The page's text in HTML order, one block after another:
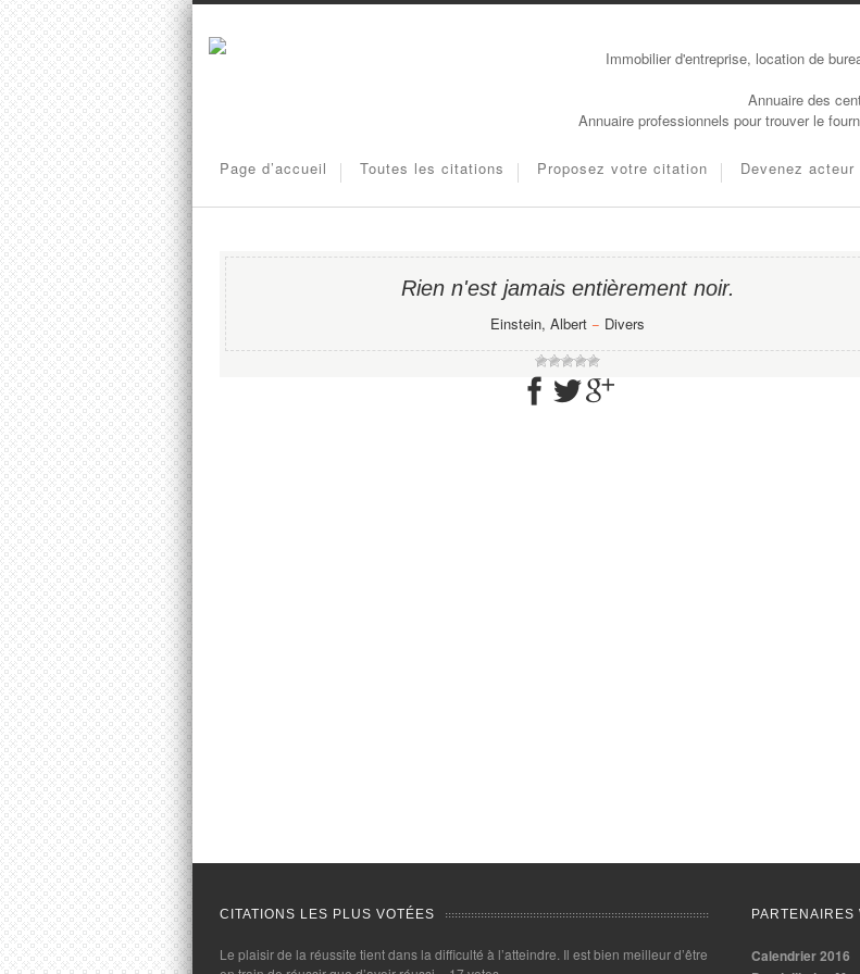
Immobilier d'entreprise, location de
Annuaire des
Annuaire professionnels pour trouver le
Page d’accueil Toutes les citations Proposez votre citation Devenez acteur
Rien n'est jamais entièrement noir.
Einstein, Albert − Divers
CITATIONS LES PLUS VOTÉES
Le plaisir de la réussite tient dans la difficulté à l’atteindre. Il est bien meilleur d’être
PARTENAIRES
Calendrier 2016